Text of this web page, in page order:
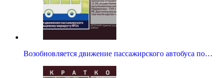
Возобновляется движение пассажирского автобуса по…